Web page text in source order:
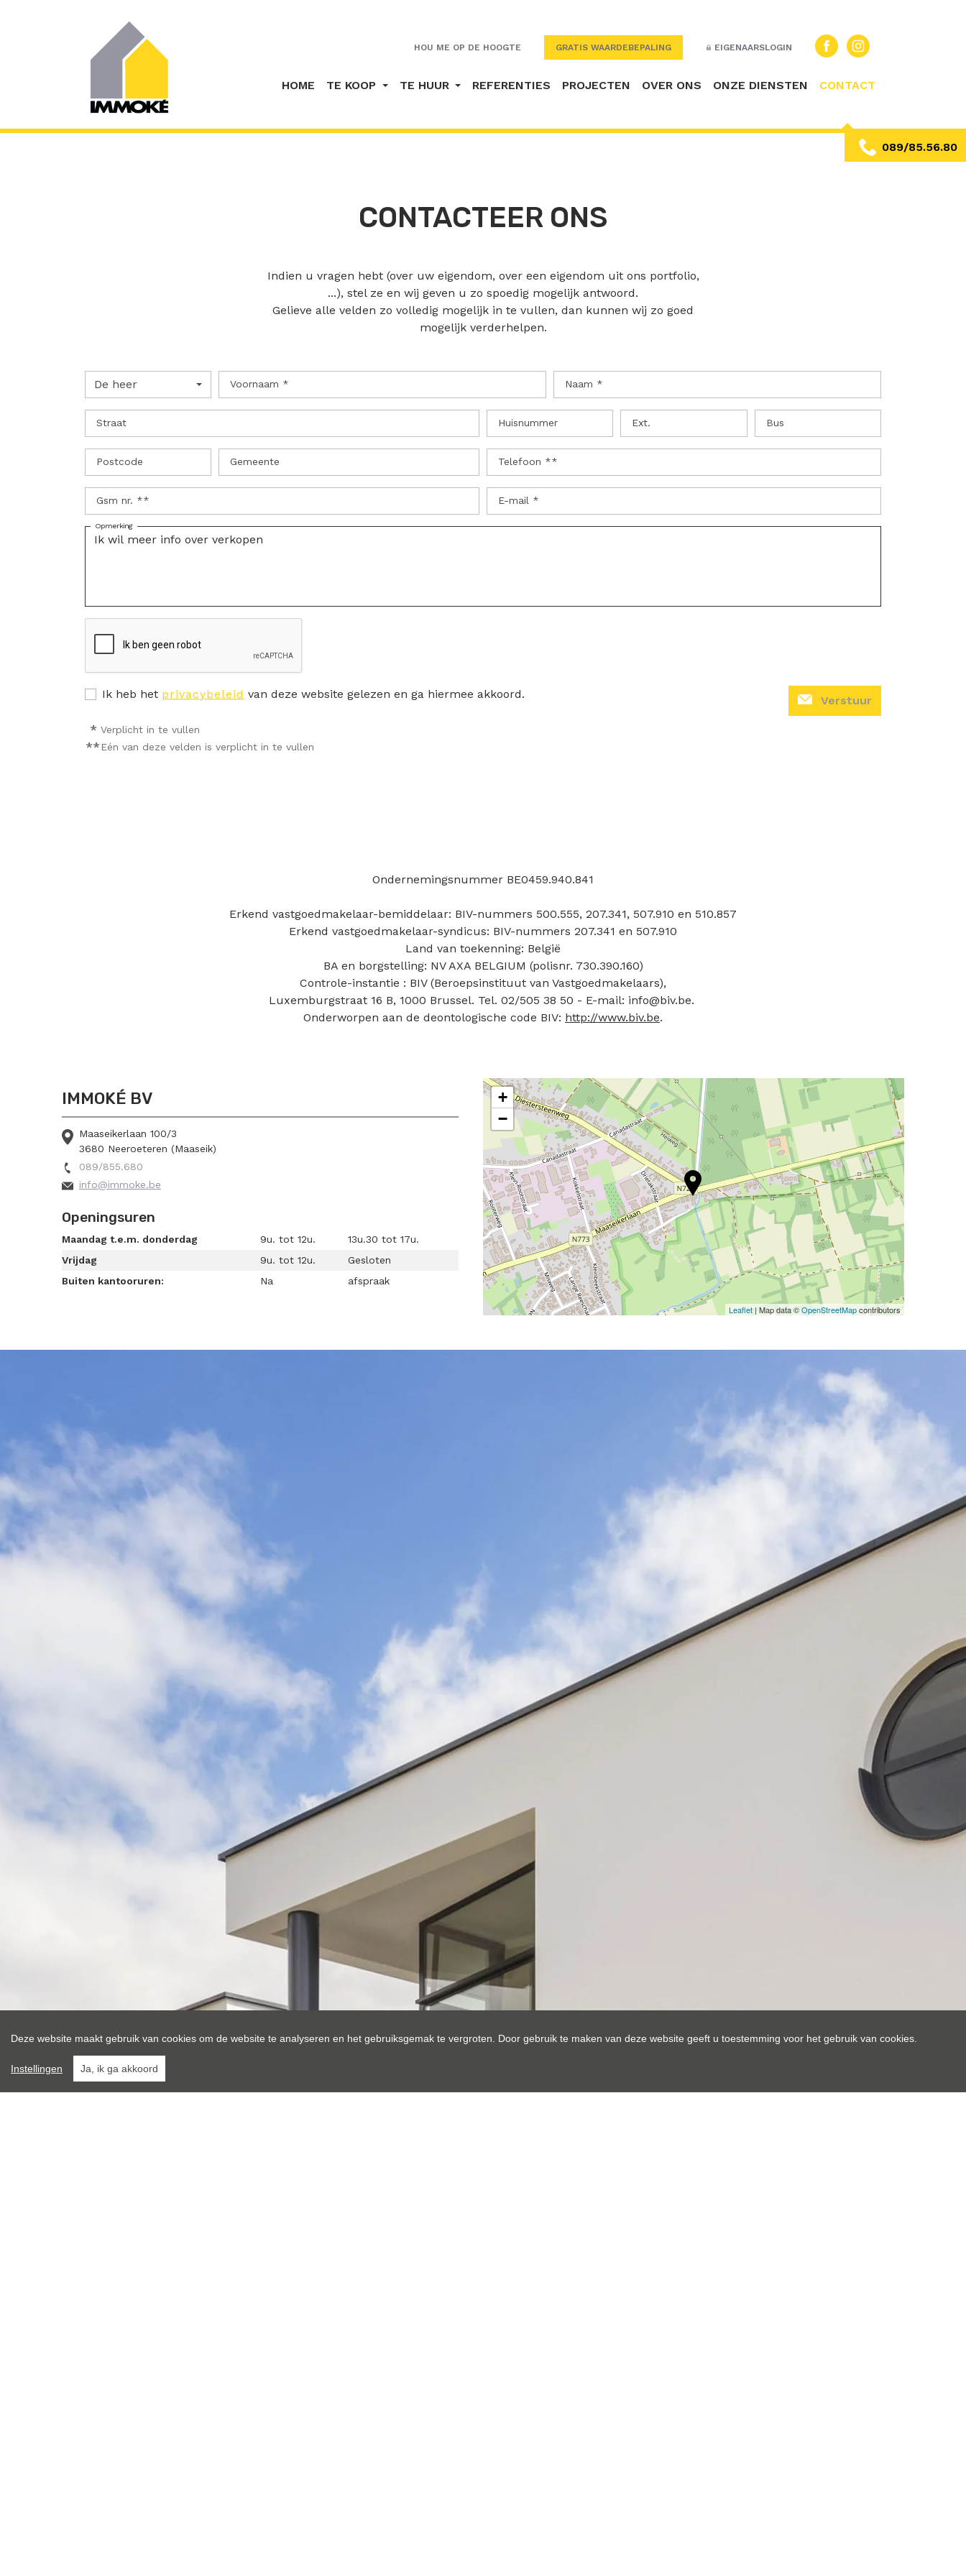
HOU ME OP DE HOOGTE GRATIS WAARDEBEPALING EIGENAARSLOGIN
HOME TE KOOP TE HUUR REFERENTIES PROJECTEN OVER ONS ONZE DIENSTEN CONTACT
089/85.56.80
CONTACTEER ONS
Indien u vragen hebt (over uw eigendom, over een eigendom uit ons portfolio,
...), stel ze en wij geven u zo spoedig mogelijk antwoord.
Gelieve alle velden zo volledig mogelijk in te vullen, dan kunnen wij zo goed
mogelijk verderhelpen.
De heer Voornaam * Naam *
Straat Huisnummer Ext. Bus
Postcode Gemeente Telefoon **
Gsm nr. ** E-mail *
Opmerking
Ik heb het privacybeleid van deze website gelezen en ga hiermee akkoord.
* Verplicht in te vullen
**Eén van deze velden is verplicht in te vullen
Verstuur
Ondernemingsnummer BE0459.940.841
Erkend vastgoedmakelaar-bemiddelaar: BIV-nummers 500.555, 207.341, 507.910 en 510.857
Erkend vastgoedmakelaar-syndicus: BIV-nummers 207.341 en 507.910
Land van toekenning: België
BA en borgstelling: NV AXA BELGIUM (polisnr. 730.390.160)
Controle-instantie : BIV (Beroepsinstituut van Vastgoedmakelaars),
Luxemburgstraat 16 B, 1000 Brussel. Tel. 02/505 38 50 - E-mail: info@biv.be.
Onderworpen aan de deontologische code BIV: http://www.biv.be.
IMMOKÉ BV
Maaseikerlaan 100/3
3680 Neeroeteren (Maaseik)
089/855.680
info@immoke.be
Openingsuren
Maandag t.e.m. donderdag 9u. tot 12u.
13u.30 tot 17u.
Vrijdag
9u. tot 12u.
Gesloten
Buiten kantooruren:
Na afspraak
+
−
Leaflet | Map data ©OpenStreetMapcontributors
Deze website maakt gebruik van cookies om de website te analyseren en het gebruiksgemak te vergroten. Door gebruik te maken van deze website geeft u toestemming voor het gebruik van cookies.
Instellingen Ja, ik ga akkoord